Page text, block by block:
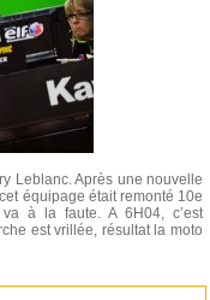
Leblanc. Après une nouvelle
équipage était remonté 10e
à la faute. A 6H04, c’est
est vrillée, résultat la moto